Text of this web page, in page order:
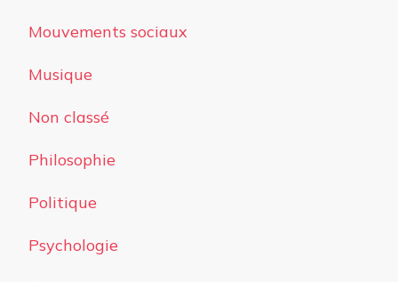
Mouvements sociaux
Musique
Non classé
Philosophie
Politique
Psychologie